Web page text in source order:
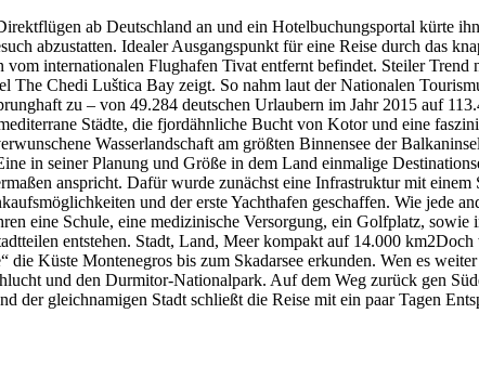
ab Deutschland an und ein Hotelbuchungsportal kürte
abzustatten. Idealer Ausgangspunkt für eine Reise durch das
internationalen Flughafen Tivat entfernt befindet. Steiler Trend
Chedi Luštica Bay zeigt. So nahm laut der Nationalen
zu – von 49.284 deutschen Urlaubern im Jahr 2015 auf
Städte, die fjordähnliche Bucht von Kotor und eine
Wasserlandschaft am größten Binnensee der
in seiner Planung und Größe in dem Land einmalige
anspricht. Dafür wurde zunächst eine Infrastruktur mit
und der erste Yachthafen geschaffen. Wie jede
eine Schule, eine medizinische Versorgung, ein Golfplatz,
entstehen. Stadt, Land, Meer kompakt auf 14.000
Küste Montenegros bis zum Skadarsee erkunden. Wen es
und den Durmitor-Nationalpark. Auf dem Weg zurück gen
der gleichnamigen Stadt schließt die Reise mit ein paar Tagen